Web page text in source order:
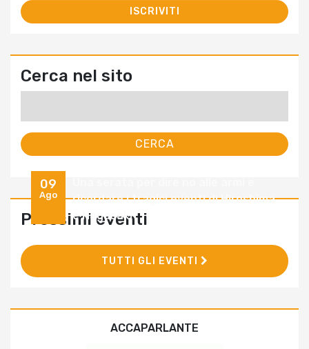
Cerca nel sito
Prossimi eventi
09
Ago
ricordare i tragici eventi di Hiroshima
e Nagasaki
TUTTI GLI EVENTI
ACCAPARLANTE